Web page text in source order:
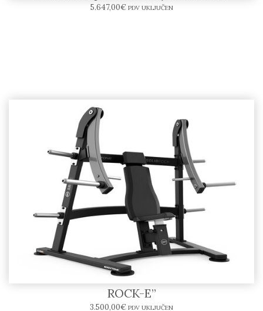
5.647,00€ PDV UKLJUČEN
Chest Press SR01-E – BODYTONE “SOLID
ROCK-E”
3.500,00€ PDV UKLJUČEN